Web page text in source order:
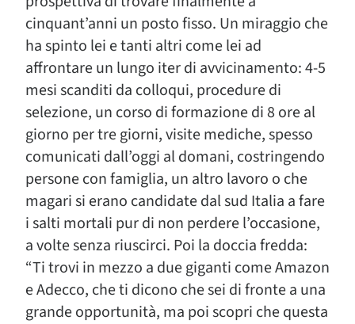
cinquant’anni un posto fisso. Un miraggio che
ha spinto lei e tanti altri come lei ad
affrontare un lungo iter di avvicinamento: 4-5
mesi scanditi da colloqui, procedure di
selezione, un corso di formazione di 8 ore al
giorno per tre giorni, visite mediche, spesso
comunicati dall’oggi al domani, costringendo
persone con famiglia, un altro lavoro o che
magari si erano candidate dal sud Italia a fare
i salti mortali pur di non perdere l’occasione,
a volte senza riuscirci. Poi la doccia fredda:
“Ti trovi in mezzo a due giganti come Amazon
e Adecco, che ti dicono che sei di fronte a una
grande opportunità, ma poi scopri che questa